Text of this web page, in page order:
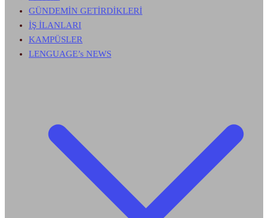
GÜNDEMİN GETİRDİKLERİ
İŞ İLANLARI
KAMPÜSLER
LENGUAGE’s NEWS